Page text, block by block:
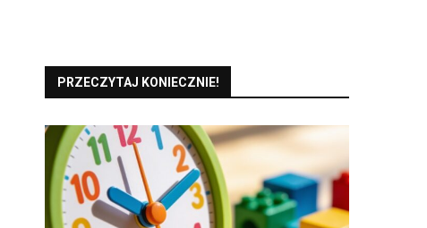
PRZECZYTAJ KONIECZNIE!